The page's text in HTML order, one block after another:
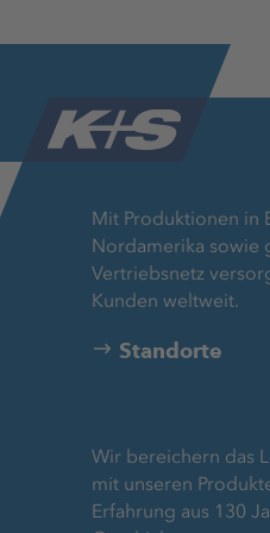
PKW Route
Office 410 - Indigo
PO Box. 337465
Dubai
Vereinigte
PKW Route
Mit Produktionen in
Nordamerika sowie
Vertriebsnetz
Kunden weltweit.
Standorte
Wir bereichern das
mit unseren
Erfahrung aus 130